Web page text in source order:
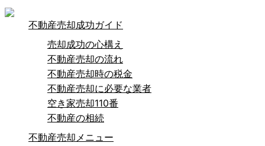
不動産売却成功ガイド
売却成功の心構え
不動産売却の流れ
不動産売却時の税金
不動産売却に必要な業者
空き家売却110番
不動産の相続
不動産売却メニュー